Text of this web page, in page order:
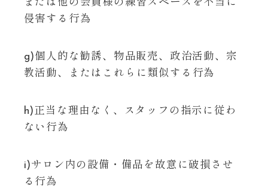
または他の会員様の練習スペースを不当に
侵害する行為
g)個人的な勧誘、物品販売、政治活動、宗
教活動、またはこれらに類似する行為
h)正当な理由なく、スタッフの指示に従わ
ない行為
i)サロン内の設備・備品を故意に破損させ
る行為